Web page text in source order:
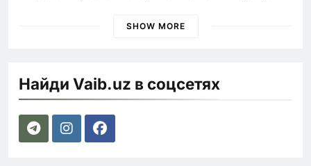
SHOW MORE
Найди Vaib.uz в соцсетях